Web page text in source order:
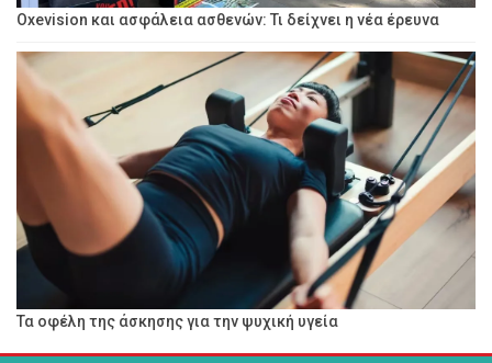
Oxevision και ασφάλεια ασθενών: Τι δείχνει η νέα έρευνα
Τα οφέλη της άσκησης για την ψυχική υγεία